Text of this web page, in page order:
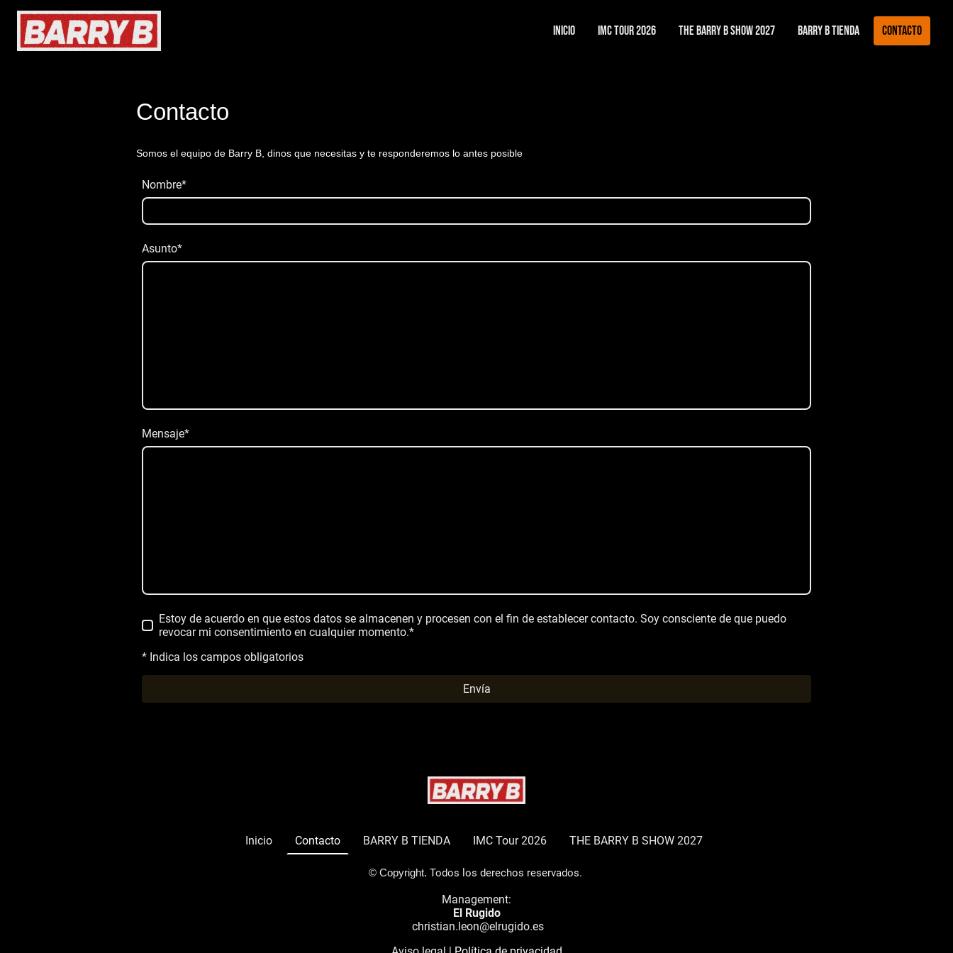
Inicio IMC Tour 2026 THE BARRY B SHOW 2027 BARRY B TIENDA Contacto
Contacto
Nombre*
Asunto*
Mensaje*
Estoy de acuerdo en que estos datos se almacenen y procesen con el fin de establecer contacto. Soy consciente de que puedo
revocar mi consentimiento en cualquier momento.*
* Indica los campos obligatorios
Envía
Somos el equipo de Barry B, dinos que necesitas y te responderemos lo antes posible
Inicio Contacto BARRY B TIENDA IMC Tour 2026 THE BARRY B SHOW 2027
© Copyright. Todos los derechos reservados.
Management:
El Rugido
christian.leon@elrugido.es